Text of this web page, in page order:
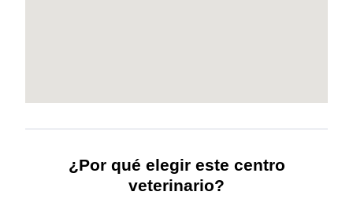
¿Por qué elegir este centro
veterinario?